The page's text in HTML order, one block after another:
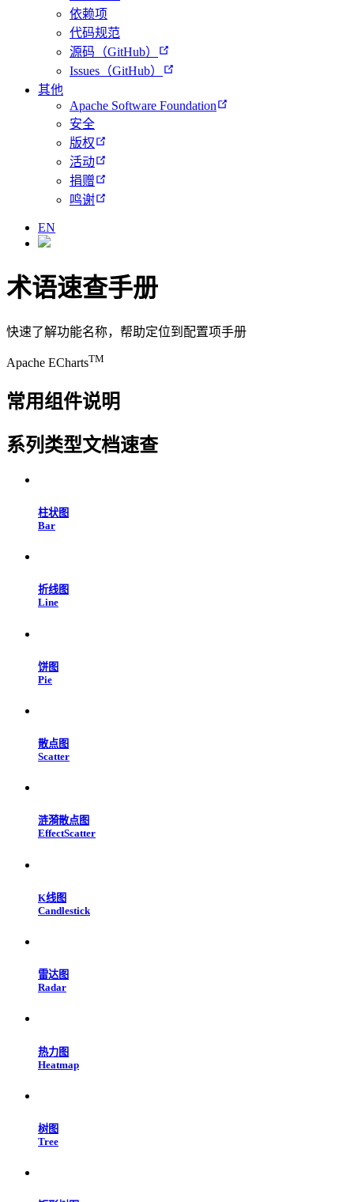
依赖项
代码规范
源码（GitHub）
Issues（GitHub）
其他
Apache Software Foundation
安全
版权
活动
捐赠
鸣谢
EN
术语速查手册
快速了解功能名称，帮助定位到配置项手册
Apache EChartsTM
常用组件说明
系列类型文档速查
柱状图
Bar
折线图
Line
饼图
Pie
散点图
Scatter
涟漪散点图
EffectScatter
K线图
Candlestick
雷达图
Radar
热力图
Heatmap
树图
Tree